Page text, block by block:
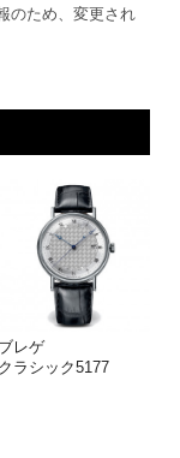
のため、変更され
ブレゲ
クラシック5177